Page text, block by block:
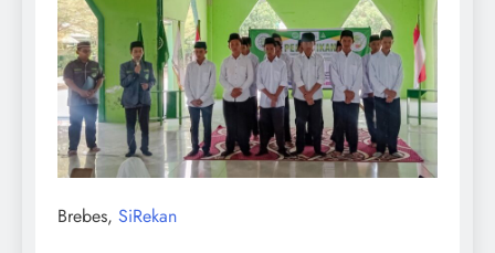
Brebes, SiRekan